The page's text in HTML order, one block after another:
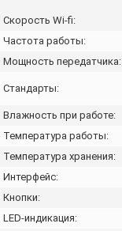
Скорость Wi-fi:
Частота работы:
Мощность передатчика:
Стандарты:
Влажность при работе:
Температура работы:
Температура хранения:
Интерфейс:
Кнопки:
LED-индикация: